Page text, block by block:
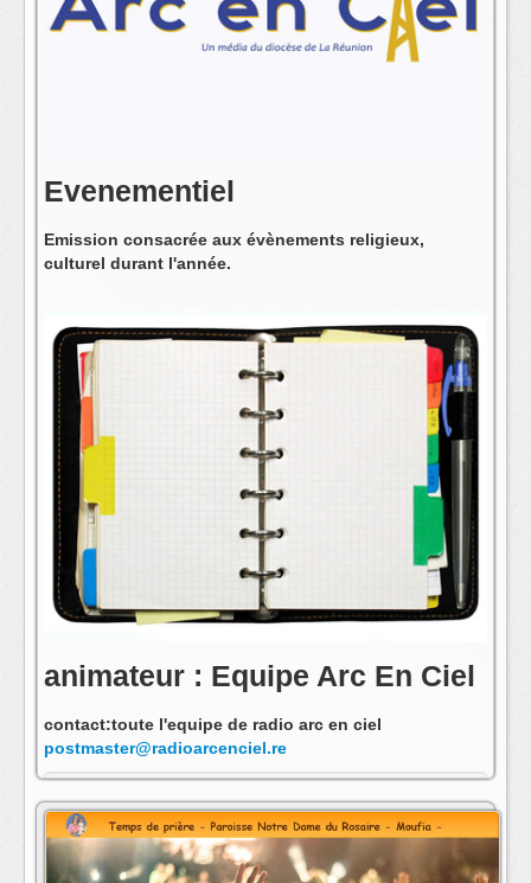
L'équipe
Evenementiel
Emission consacrée aux évènements religieux,
culturel durant l'année.
animateur : Equipe Arc En Ciel
contact:toute l'equipe de radio arc en ciel
postmaster@radioarcenciel.re
s'abonner au fil rss de cette emission: